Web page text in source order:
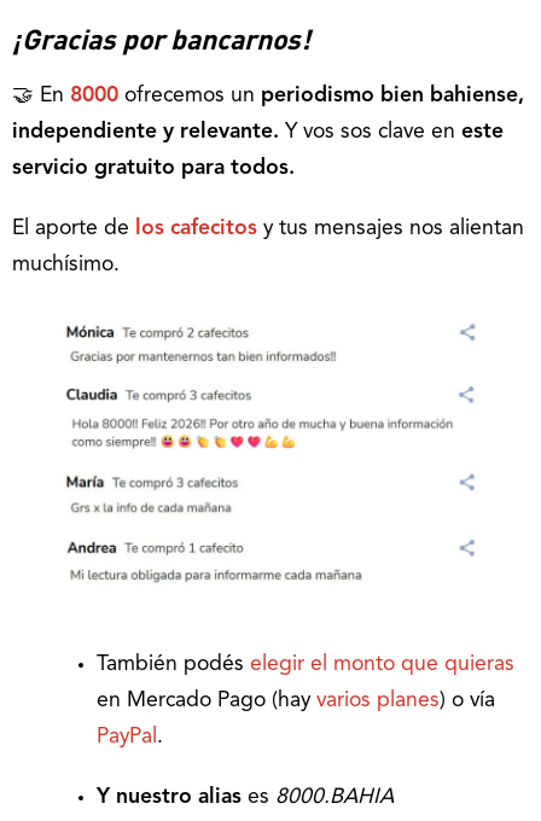
¡Gracias por bancarnos!
🤝 En 8000 ofrecemos un periodismo bien bahiense,
independiente y relevante. Y vos sos clave en este
servicio gratuito para todos.
El aporte de los cafecitos y tus mensajes nos alientan
muchísimo.
También podés elegir el monto que quieras
en Mercado Pago (hay varios planes) o vía
PayPal .
Y nuestro alias es 8000.BAHIA